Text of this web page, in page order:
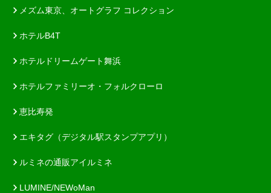
メズム東京、オートグラフ コレクション
ホテルB4T
ホテルドリームゲート舞浜
ホテルファミリーオ・フォルクローロ
恵比寿発
エキタグ（デジタル駅スタンプアプリ）
ルミネの通販アイルミネ
LUMINE/NEWoMan